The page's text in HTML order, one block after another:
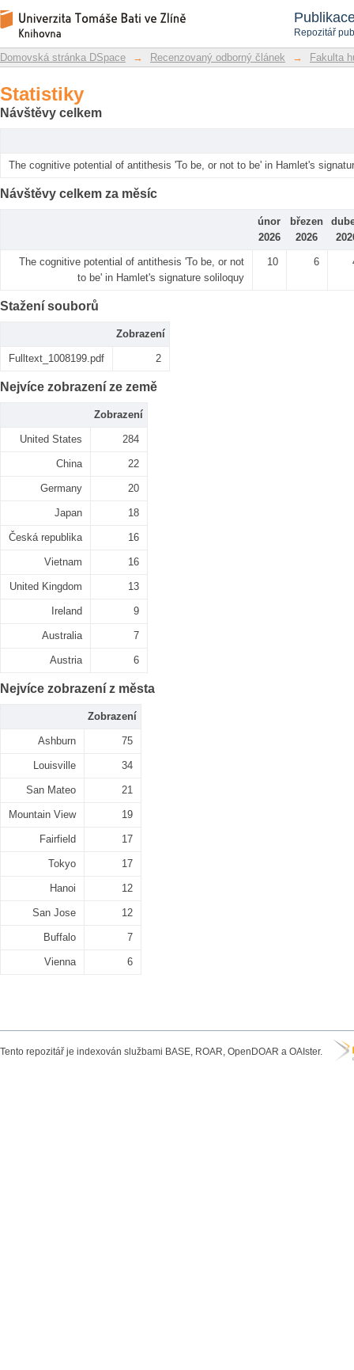
Repozitář
Statistiky
Repozitář DSpace/Manakin
Domovská stránka DSpace → Recenzovaný odborný článek → Fakulta
Statistiky
Návštěvy celkem
The cognitive potential of antithesis 'To be, or not to be' in Hamlet's
Návštěvy celkem za měsíc
únor
2026
březen
2026
The cognitive potential of antithesis 'To be, or not
to be' in Hamlet's signature soliloquy
10 6
Stažení souborů
Zobrazení
Fulltext_1008199.pdf 2
Nejvíce zobrazení ze země
Zobrazení
United States 284
China 22
Germany 20
Japan 18
Česká republika 16
Vietnam 16
United Kingdom 13
Ireland 9
Australia 7
Austria 6
Nejvíce zobrazení z města
Zobrazení
Ashburn 75
Louisville 34
San Mateo 21
Mountain View 19
Fairfield 17
Tokyo 17
Hanoi 12
San Jose 12
Buffalo 7
Vienna 6
Tento repozitář je indexován službami BASE, ROAR, OpenDOAR a OAIster.